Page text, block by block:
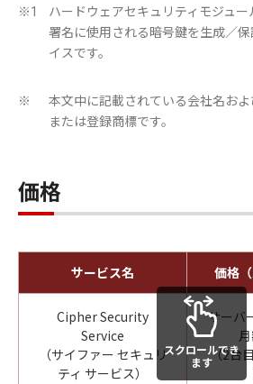
※1
ハードウェアセキュリティモジュ
署名に使用される暗号鍵を生成／
イスです。
※
本文中に記載されている会社名お
または登録商標です。
価格
サービス名 価格
Cipher Security
Service
（サイファー セキュリ
ティ サービス）
サーバ
（2台
スクロールでき
ます